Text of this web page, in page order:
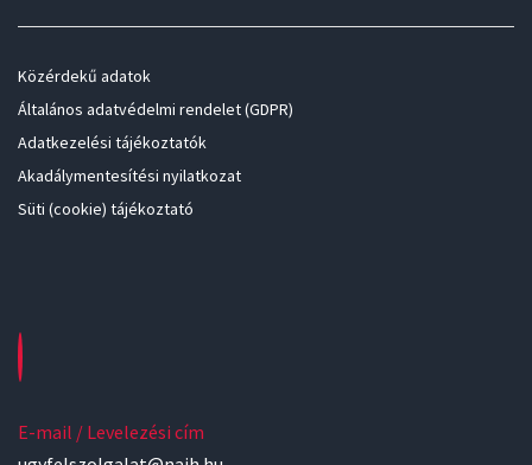
Közérdekű adatok
Általános adatvédelmi rendelet (GDPR)
Adatkezelési tájékoztatók
Akadálymentesítési nyilatkozat
Süti (cookie) tájékoztató
E-mail / Levelezési cím